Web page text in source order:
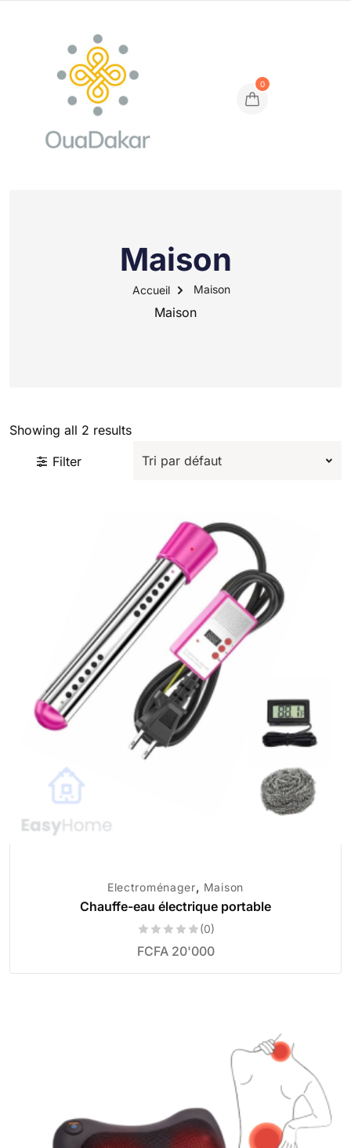
0
Maison
Accueil Maison
Maison
Showing all 2 results
Filter
Electroménager, Maison
Chauffe-eau électrique portable
(0)
FCFA20'000